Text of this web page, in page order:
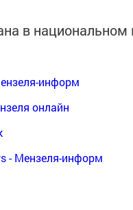
в
информ
онлайн
- Мензеля-информ